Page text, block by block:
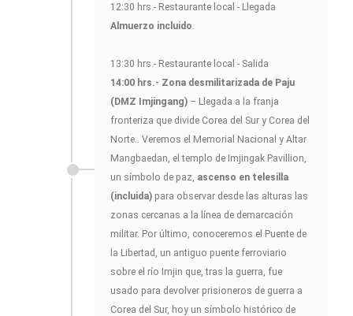
12:30 hrs.- Restaurante local - Llegada
Almuerzo incluido
13:30 hrs.- Restaurante local - Salida
14:00 hrs.- Zona desmilitarizada de Paju
(DMZ Imjingang) – Llegada a la franja
fronteriza que divide Corea del Sur y Corea del
Norte.. Veremos el Memorial Nacional y Altar
Mangbaedan, el templo de Imjingak Pavillion,
un símbolo de paz, ascenso en telesilla
(incluida) para observar desde las alturas las
zonas cercanas a la línea de demarcación
militar. Por último, conoceremos el Puente de
la Libertad, un antiguo puente ferroviario
sobre el río Imjin que, tras la guerra, fue
usado para devolver prisioneros de guerra a
Corea del Sur, hoy un símbolo histórico de